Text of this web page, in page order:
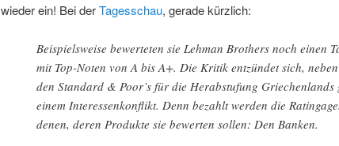
wieder ein! Bei derTagesschau, gerade kürzlich:
Beispielsweise bewerteten sie Lehman Brothers noch einen
mit Top-Noten von A bis A+. Die Kritik entzündet sich,
den Standard & Poor’s für die Herabstufung Griechenlands
einem Interessenkonflikt. Denn bezahlt werden die
denen, deren Produkte sie bewerten sollen: Den Banken.